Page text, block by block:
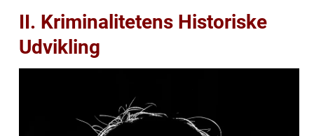
II. Kriminalitetens Historiske
Udvikling